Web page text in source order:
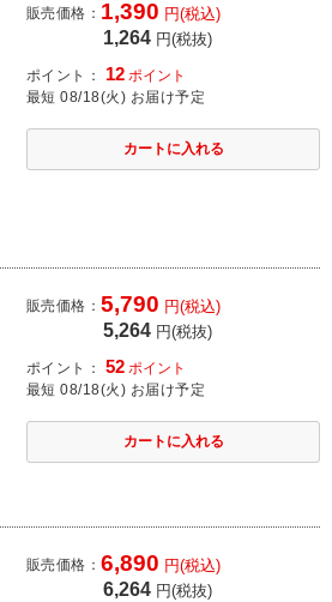
販売価格： 1,390 円(税込)
1,264 円(税抜)
ポイント： 12 ポイント
最短 08/18(火) お届け予定
販売価格：5,790 円(税込)
5,264 円(税抜)
ポイント： 52 ポイント
最短 08/18(火) お届け予定
販売価格：6,890 円(税込)
6,264 円(税抜)